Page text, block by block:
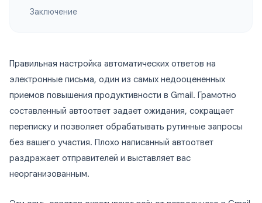
Заключение
Правильная настройка автоматических ответов на
электронные письма, один из самых недооцененных
приемов повышения продуктивности в Gmail. Грамотно
составленный автоответ задает ожидания, сокращает
переписку и позволяет обрабатывать рутинные запросы
без вашего участия. Плохо написанный автоответ
раздражает отправителей и выставляет вас
неорганизованным.